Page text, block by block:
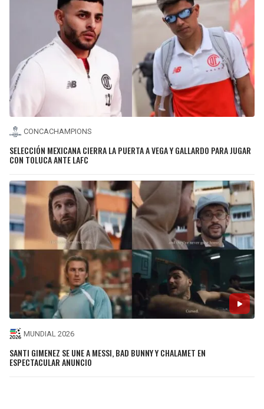
CONCACHAMPIONS
SELECCIÓN MEXICANA CIERRA LA PUERTA A VEGA Y GALLARDO PARA JUGAR
CON TOLUCA ANTE LAFC
MUNDIAL 2026
SANTI GIMENEZ SE UNE A MESSI, BAD BUNNY Y CHALAMET EN
ESPECTACULAR ANUNCIO